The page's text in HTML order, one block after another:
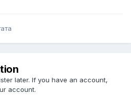
later. If you have an account,
account.